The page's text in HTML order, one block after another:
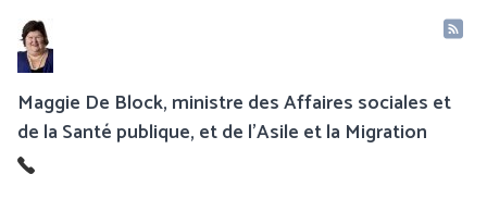
Maggie De Block, ministre des Affaires sociales et
de la Santé publique, et de l’Asile et la Migration